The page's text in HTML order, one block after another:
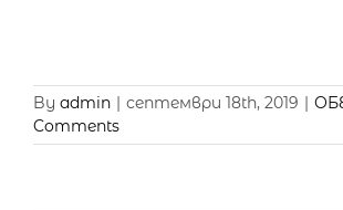
By admin септември 18th, 2019
Comments